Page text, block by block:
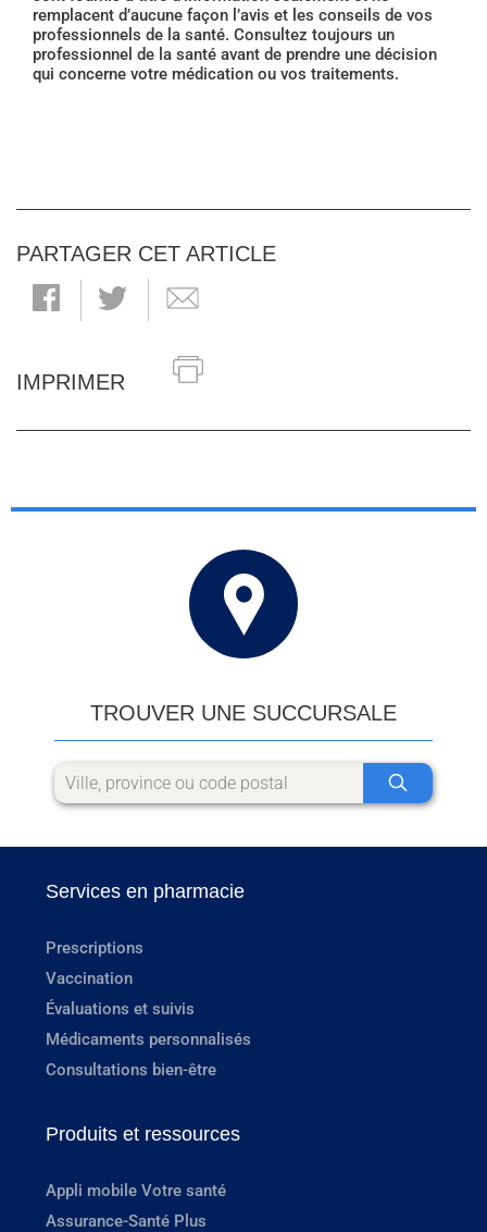
remplacent d’aucune façon l’avis et les conseils de vos
professionnels de la santé. Consultez toujours un
professionnel de la santé avant de prendre une décision
qui concerne votre médication ou vos traitements.
PARTAGER CET ARTICLE
IMPRIMER
TROUVER UNE SUCCURSALE
Services en pharmacie
Prescriptions
Vaccination
Évaluations et suivis
Médicaments personnalisés
Consultations bien-être
Produits et ressources
Appli mobile Votre santé
Assurance-Santé Plus